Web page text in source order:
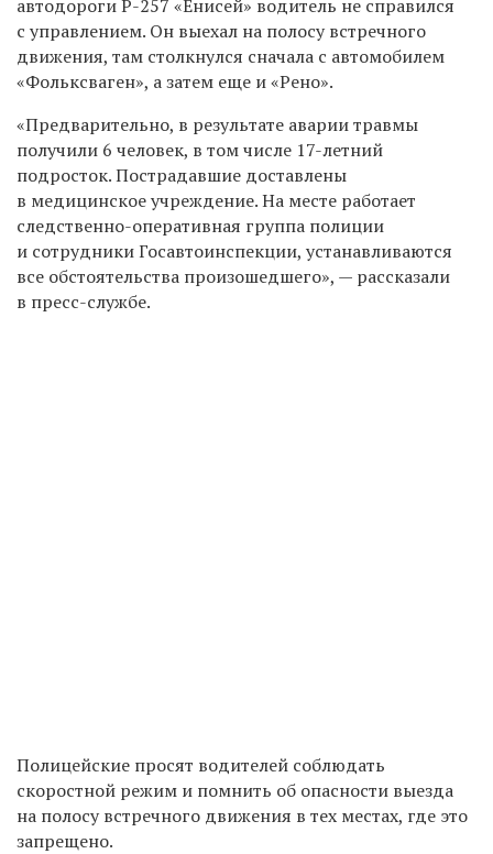
автодороги Р-257 «Енисей» водитель не справился
с управлением. Он выехал на полосу встречного
движения, там столкнулся сначала с автомобилем
«Фольксваген», а затем еще и «Рено».
«Предварительно, в результате аварии травмы
получили 6 человек, в том числе 17-летний
подросток. Пострадавшие доставлены
в медицинское учреждение. На месте работает
следственно-оперативная группа полиции
и сотрудники Госавтоинспекции, устанавливаются
все обстоятельства произошедшего», — рассказали
в пресс-службе.
Полицейские просят водителей соблюдать
скоростной режим и помнить об опасности выезда
на полосу встречного движения в тех местах, где это
запрещено.